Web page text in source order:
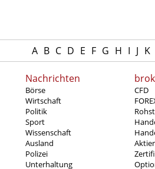
A B C D E F G H I J K
Nachrichten
Börse
Wirtschaft
Politik
Sport
Wissenschaft
Ausland
Polizei
Unterhaltung
CFD